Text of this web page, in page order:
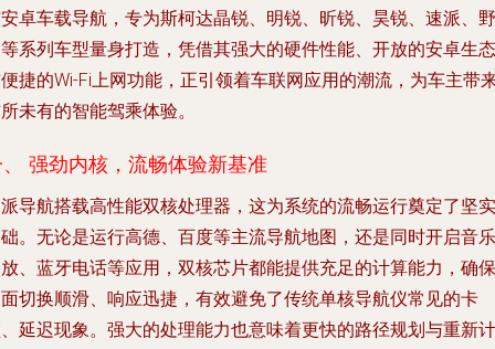
卓车载导航，专为斯柯达晶锐、明锐、昕锐、昊锐、速派、野
系列车型量身打造，凭借其强大的硬件性能、开放的安卓生态
捷的Wi-Fi上网功能，正引领着车联网应用的潮流，为车主带
未有的智能驾乘体验。
强劲内核，流畅体验新基准
导航搭载高性能双核处理器，这为系统的流畅运行奠定了坚实
。无论是运行高德、百度等主流导航地图，还是同时开启音乐
、蓝牙电话等应用，双核芯片都能提供充足的计算能力，确保
切换顺滑、响应迅捷，有效避免了传统单核导航仪常见的卡
延迟现象。强大的处理能力也意味着更快的路径规划与重新计